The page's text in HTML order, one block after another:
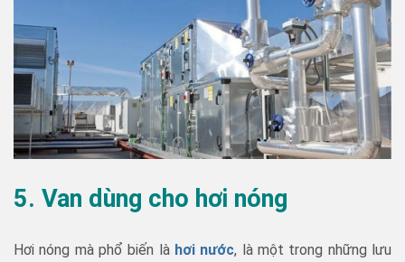
5. Van dùng cho hơi nóng
Hơi nóng mà phổ biến là hơi nước, là một trong những lưu